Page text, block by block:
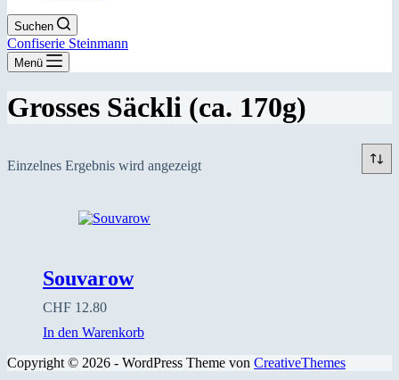
Suchen
Confiserie Steinmann
Menü
Grosses Säckli (ca. 170g)
Einzelnes Ergebnis wird angezeigt
Souvarow
CHF 12.80
In den Warenkorb
Copyright © 2026 - WordPress Theme von CreativeThemes